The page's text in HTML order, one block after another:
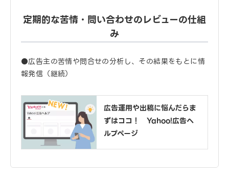
定期的な苦情・問い合わせのレビューの仕組
み
●広告主の苦情や問合せの分析し、その結果をもとに情
報発信（継続）
広告運用や出稿に悩んだらま
ずはココ！ Yahoo!広告ヘ
ルプページ